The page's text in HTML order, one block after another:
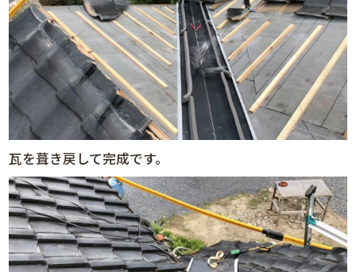
瓦を葺き戻して完成です。